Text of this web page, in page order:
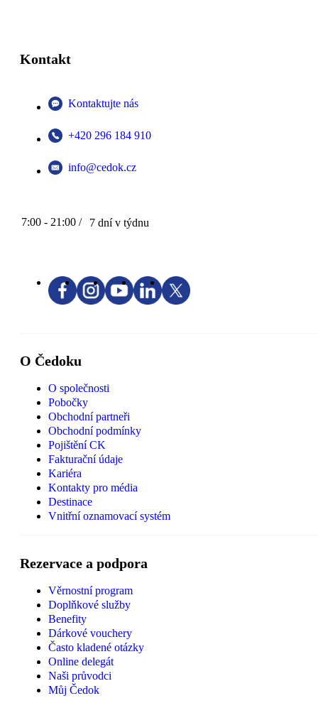
Kontakt
Kontaktujte nás
+420 296 184 910
info@cedok.cz
7:00 - 21:00 / 7 dní v týdnu
O Čedoku
O společnosti
Pobočky
Obchodní partneři
Obchodní podmínky
Pojištění CK
Fakturační údaje
Kariéra
Kontakty pro média
Destinace
Vnitřní oznamovací systém
Rezervace a podpora
Věrnostní program
Doplňkové služby
Benefity
Dárkové vouchery
Často kladené otázky
Online delegát
Naši průvodci
Můj Čedok